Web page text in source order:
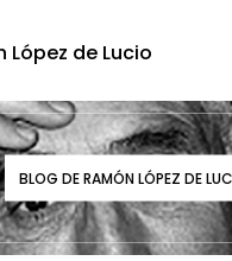
López de Lucio
BLOG DE RAMÓN LÓPEZ DE